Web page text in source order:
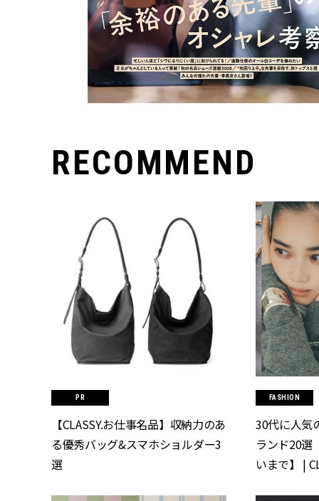
RECOMMEND
【CLASSY.お仕事名品】収納力のあ
る優秀バッグ&スマホショルダー3
選
FASHION
30代に人気
ランド20選
いまで】 |